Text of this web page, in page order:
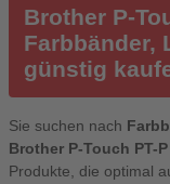
Brother P-
Farbbänder,
günstig
Sie suchen nach
Brother P-Touch PT-
Produkte, die optimal